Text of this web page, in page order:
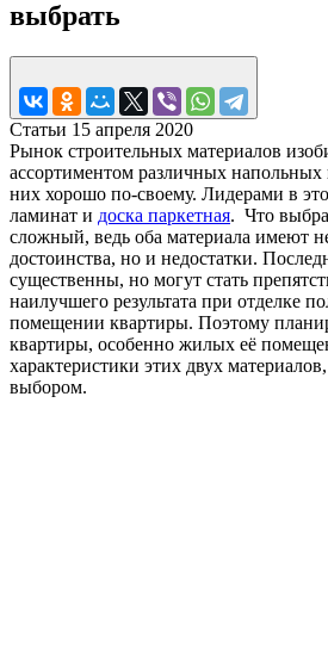
выбрать
Статьи 15 апреля 2020
Рынок строительных материалов
ассортиментом различных
них хорошо по-своему. Лидерами в
ламинат и доска паркетная. Что
сложный, ведь оба материала имеют
достоинства, но и недостатки.
существенны, но могут стать
наилучшего результата при отделке
помещении квартиры. Поэтому
квартиры, особенно жилых её
характеристики этих двух
выбором.